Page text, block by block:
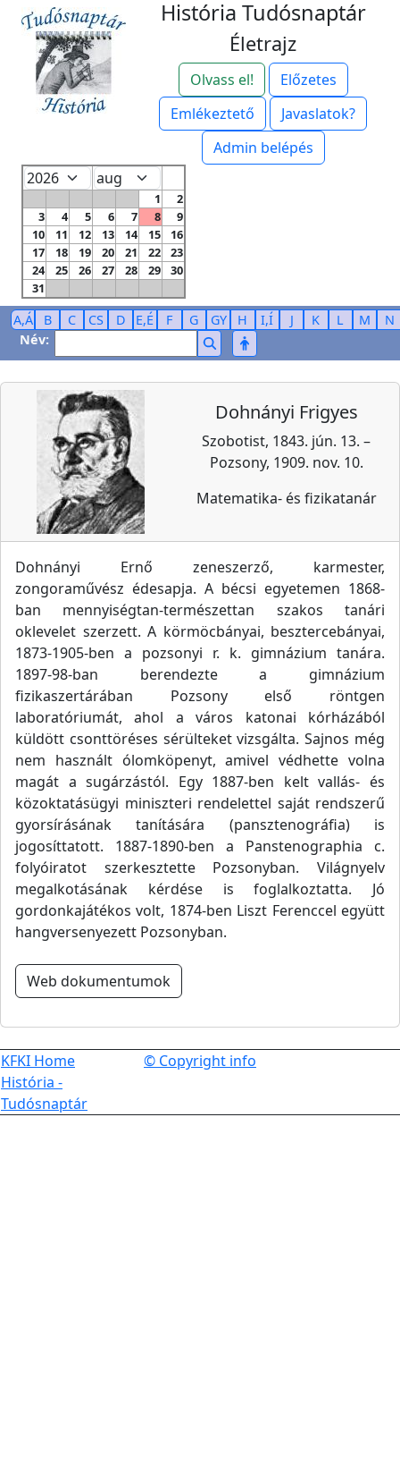
História Tudósnaptár
Életrajz
Olvass el!
Előzetes
Emlékeztető
Javaslatok?
Admin belépés
1
2
3
4 5 6 7 8
9
10
11 12 13 14 15
16
17
18 19 20 21 22
23
24
25 26 27 28 29
30
31
A,Á B C CS D E,É F G GY H I,Í J K L M
N
Név:
Dohnányi Frigyes
Szobotist, 1843. jún. 13. –
Pozsony, 1909. nov. 10.
Matematika- és fizikatanár
Dohnányi Ernő zeneszerző, karmester,
zongoraművész édesapja. A bécsi egyetemen 1868-
ban mennyiségtan-természettan szakos tanári
oklevelet szerzett. A körmöcbányai, besztercebányai,
1873-1905-ben a pozsonyi r. k. gimnázium tanára.
1897-98-ban berendezte a gimnázium
fizikaszertárában Pozsony első röntgen
laboratóriumát, ahol a város katonai kórházából
küldött csonttöréses sérülteket vizsgálta. Sajnos még
nem használt ólomköpenyt, amivel védhette volna
magát a sugárzástól. Egy 1887-ben kelt vallás- és
közoktatásügyi miniszteri rendelettel saját rendszerű
gyorsírásának tanítására (pansztenográfia) is
jogosíttatott. 1887-1890-ben a Panstenographia c.
folyóiratot szerkesztette Pozsonyban. Világnyelv
megalkotásának kérdése is foglalkoztatta. Jó
gordonkajátékos volt, 1874-ben Liszt Ferenccel együtt
hangversenyezett Pozsonyban.
Web dokumentumok
KFKI Home
História -
Tudósnaptár
© Copyright info